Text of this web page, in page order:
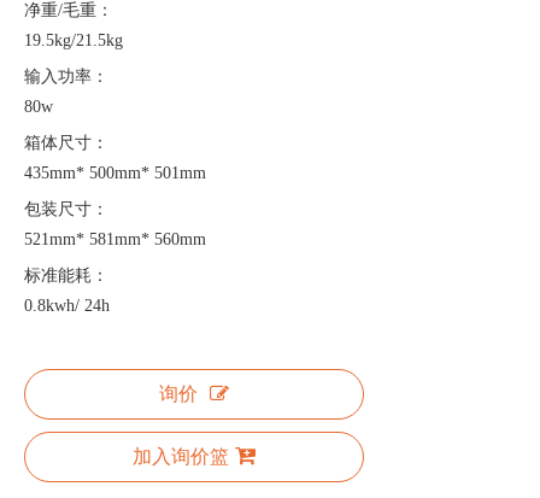
净重/毛重：
19.5kg/21.5kg
输入功率：
80w
箱体尺寸：
435mm* 500mm* 501mm
包装尺寸：
521mm* 581mm* 560mm
标准能耗：
0.8kwh/ 24h
询价
加入询价篮